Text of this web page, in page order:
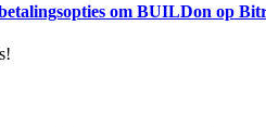
om BUILDon op